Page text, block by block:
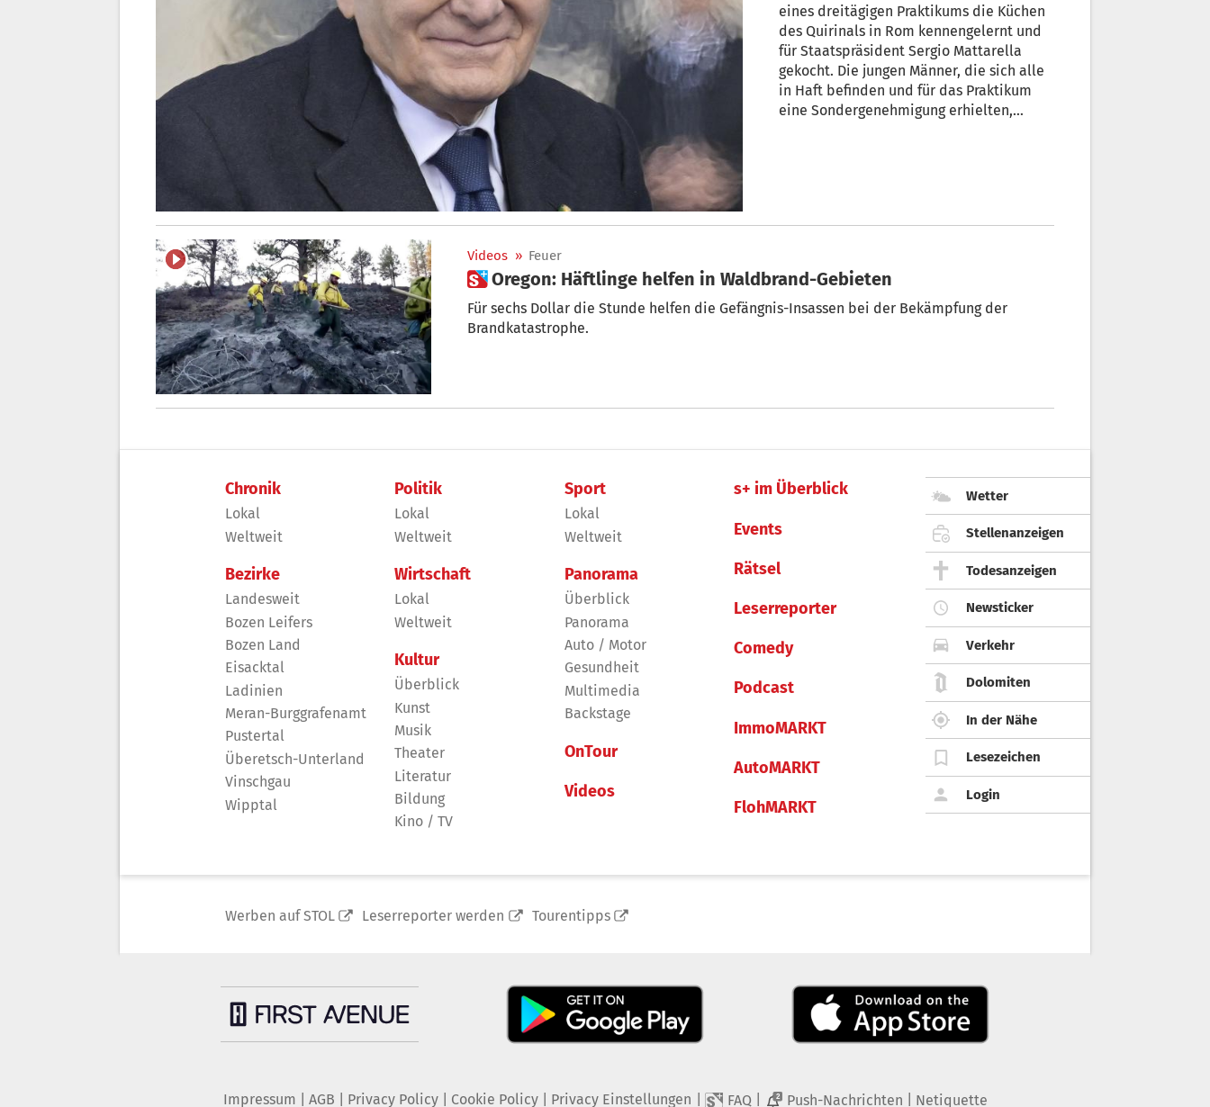
eines dreitägigen Praktikums die Küchen
des Quirinals in Rom kennengelernt und
für Staatspräsident Sergio Mattarella
gekocht. Die jungen Männer, die sich alle
in Haft befinden und für das Praktikum
eine Sondergenehmigung erhielten,
Videos » Feuer
 Oregon: Häftlinge helfen in Waldbrand-Gebieten
Für sechs Dollar die Stunde helfen die Gefängnis-Insassen bei der Bekämpfung der
Brandkatastrophe.
Chronik
Lokal
Weltweit
Bezirke
Landesweit
Bozen Leifers
Bozen Land
Eisacktal
Ladinien
Meran-Burggrafenamt
Pustertal
Überetsch-Unterland
Vinschgau
Wipptal
Politik
Lokal
Weltweit
Wirtschaft
Lokal
Weltweit
Kultur
Überblick
Kunst
Musik
Theater
Literatur
Bildung
Kino / TV
Sport
Lokal
Weltweit
Panorama
Überblick
Panorama
Auto / Motor
Gesundheit
Multimedia
Backstage
OnTour
Videos
s+ im Überblick
Events
Rätsel
Leserreporter
Comedy
Podcast
ImmoMARKT
AutoMARKT
FlohMARKT
Wetter
Stellenanzeigen
Todesanzeigen
Newsticker
Verkehr
Dolomiten
In der Nähe
Lesezeichen
Login
Werben auf STOL Leserreporter werden Tourentipps
Impressum AGB Privacy Policy| Cookie Policy| Privacy Einstellungen FAQ 2 Push-Nachrichten Netiquette